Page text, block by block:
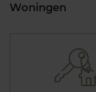
Woningen